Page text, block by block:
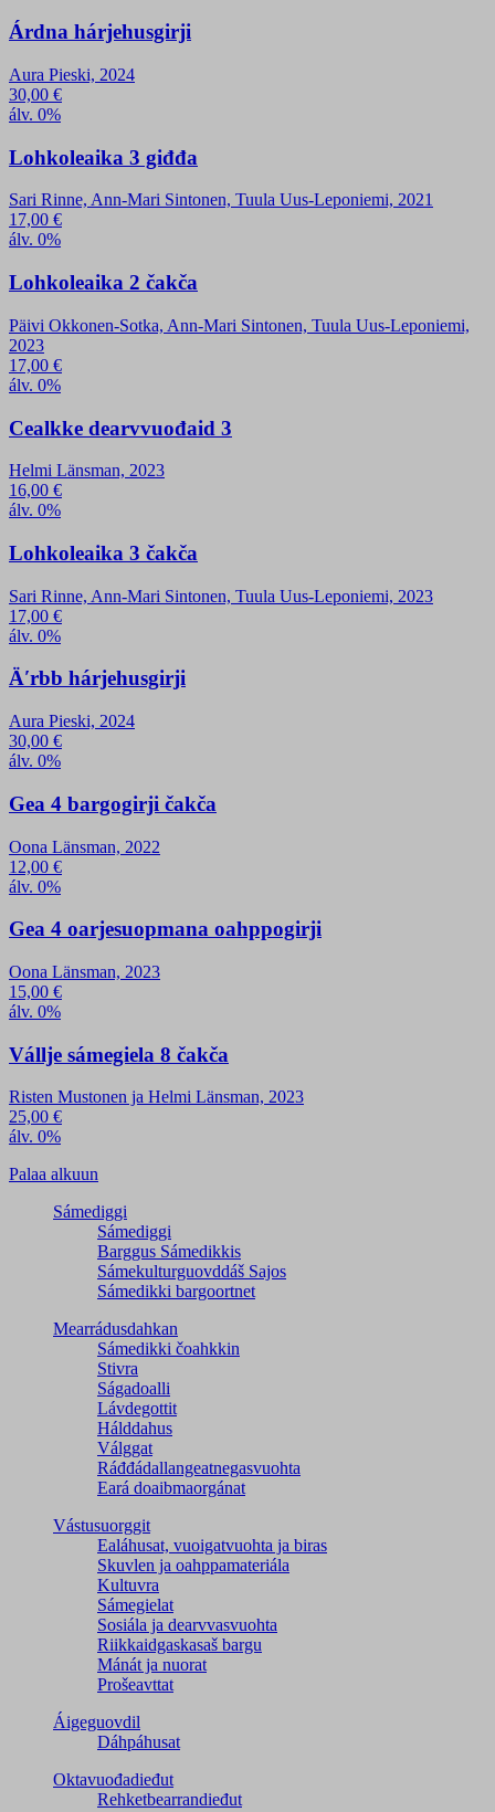
Árdna hárjehusgirji
Aura Pieski, 2024
30,00 €
álv. 0%
Lohkoleaika 3 giđđa
Sari Rinne, Ann-Mari Sintonen, Tuula Uus-Leponiemi, 2021
17,00 €
álv. 0%
Lohkoleaika 2 čakča
Päivi Okkonen-Sotka, Ann-Mari Sintonen, Tuula Uus-Leponiemi,
2023
17,00 €
álv. 0%
Cealkke dearvvuođaid 3
Helmi Länsman, 2023
16,00 €
álv. 0%
Lohkoleaika 3 čakča
Sari Rinne, Ann-Mari Sintonen, Tuula Uus-Leponiemi, 2023
17,00 €
álv. 0%
Äʹrbb hárjehusgirji
Aura Pieski, 2024
30,00 €
álv. 0%
Gea 4 bargogirji čakča
Oona Länsman, 2022
12,00 €
álv. 0%
Gea 4 oarjesuopmana oahppogirji
Oona Länsman, 2023
15,00 €
álv. 0%
Vállje sámegiela 8 čakča
Risten Mustonen ja Helmi Länsman, 2023
25,00 €
álv. 0%
Palaa alkuun
Sámediggi
Sámediggi
Barggus Sámedikkis
Sámekulturguovddáš Sajos
Sámedikki bargoortnet
Mearrádusdahkan
Sámedikki čoahkkin
Stivra
Ságadoalli
Lávdegottit
Hálddahus
Válggat
Ráđđádallangeatnegas­vuohta
Eará doaibmaorgánat
Vástusuorggit
Ealáhusat, vuoigatvuohta ja biras
Skuvlen ja oahppamateriála
Kultuvra
Sámegielat
Sosiála ja dearvvasvuohta
Riikkaidgaskasaš bargu
Mánát ja nuorat
Prošeavttat
Áigeguovdil
Dáhpáhusat
Oktavuođadieđut
Rehketbearrandieđut